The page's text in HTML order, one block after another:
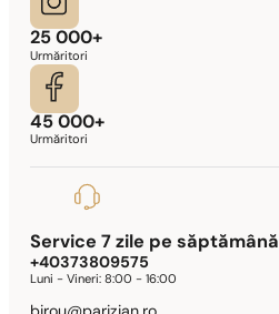
25 000+
Urmăritori
45 000+
Urmăritori
Service 7 zile pe săptămână
+40373809575
Luni - Vineri:8:00 - 16:00